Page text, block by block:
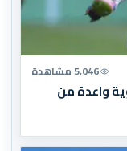
5,046 مشاهدة
واعدة من